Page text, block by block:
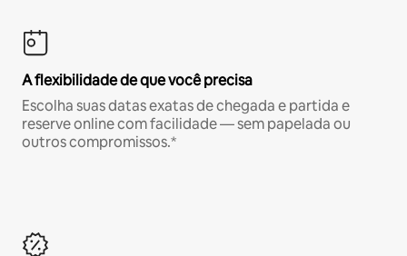
A flexibilidade de que você precisa
Escolha suas datas exatas de chegada e partida e
reserve online com facilidade — sem papelada ou
outros compromissos.*